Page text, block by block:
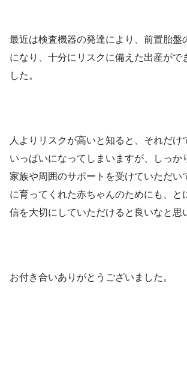
最近は検査機器の発達により、前置胎盤
になり、十分にリスクに備えた出産がで
した。
人よりリスクが高いと知ると、それだけ
いっぱいになってしまいますが、しっか
家族や周囲のサポートを受けていただい
に育ってくれた赤ちゃんのためにも、と
信を大切にしていただけると良いなと思
お付き合いありがとうございました。